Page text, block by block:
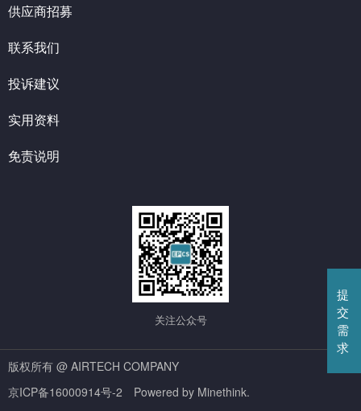
提
交
需
求
供应商招募
联系我们
投诉建议
实用资料
免责说明
关注公众号
版权所有 @ AIRTECH COMPANY
京ICP备16000914号-2
Powered by Minethink.